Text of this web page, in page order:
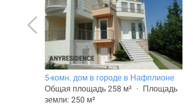
5-комн. дом в городе в Нафплионе
Общая площадь 258 м²
Площадь
земли: 250 м²